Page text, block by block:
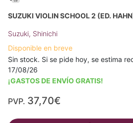
SUZUKI VIOLIN SCHOOL 2 (ED.
Suzuki, Shinichi
Disponible en breve
Sin stock. Si se pide hoy, se estima
17/08/26
¡GASTOS DE ENVÍO GRATIS!
PVP. 37,70€